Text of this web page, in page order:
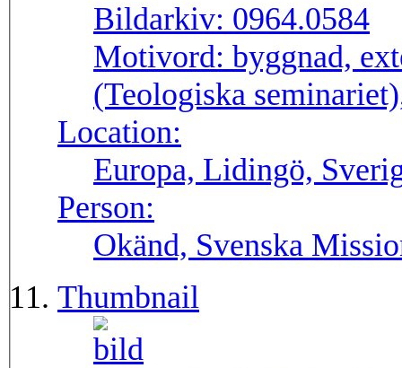
Bildarkiv: 0964.0584
Motivord: byggnad,
(Teologiska
Location:
Europa, Lidingö,
Person:
Okänd, Svenska
Thumbnail